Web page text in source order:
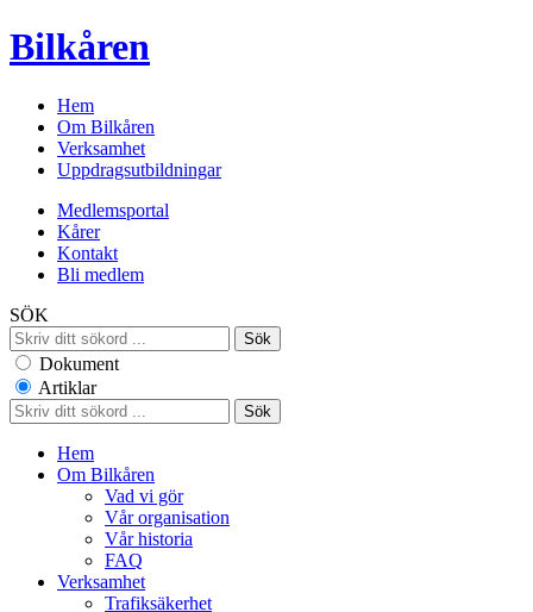
Bilkåren
Hem
Om Bilkåren
Verksamhet
Uppdragsutbildningar
Medlemsportal
Kårer
Kontakt
Bli medlem
SÖK
Dokument
Artiklar
Hem
Om Bilkåren
Vad vi gör
Vår organisation
Vår historia
FAQ
Verksamhet
Trafiksäkerhet